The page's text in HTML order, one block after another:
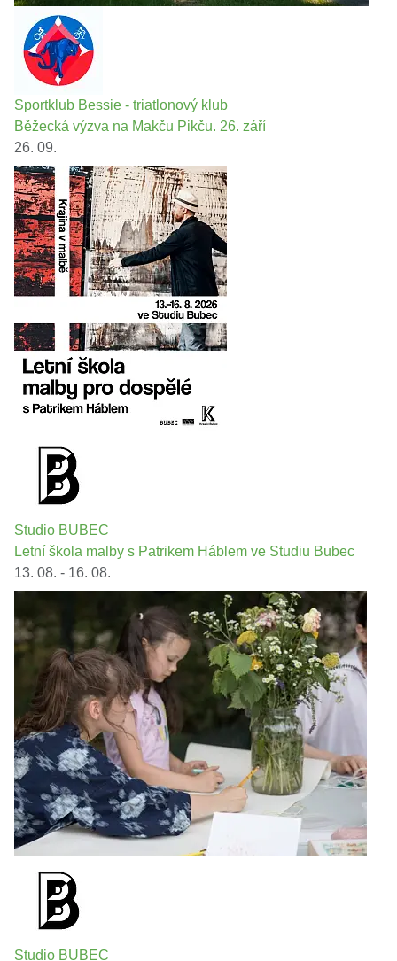
Sportklub Bessie - triatlonový klub
Běžecká výzva na Makču Pikču. 26. září
26. 09.
Studio BUBEC
Letní škola malby s Patrikem Háblem ve Studiu Bubec
13. 08. - 16. 08.
Studio BUBEC